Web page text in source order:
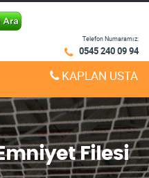
Telefon Numaramız:
0545 240 09 94
KAPLAN USTA
Filesi